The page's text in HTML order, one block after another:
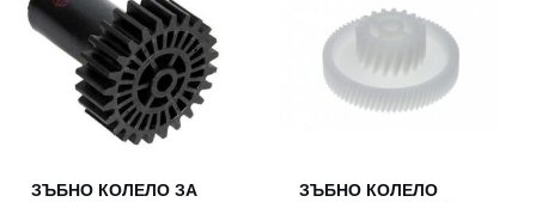
ЗЪБНО КОЛЕЛО ЗА
ЗЪБНО КОЛЕЛО